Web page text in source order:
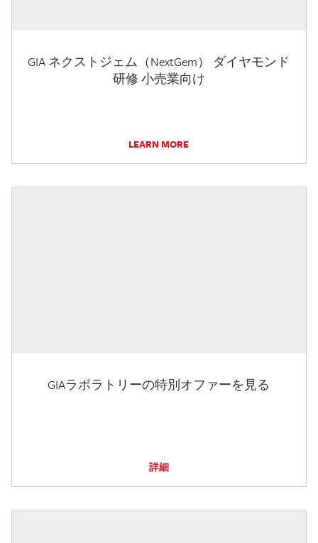
GIA ネクストジェム（NextGem） ダイヤモンド
研修 小売業向け
LEARN MORE
GIAラボラトリーの特別オファーを見る
詳細